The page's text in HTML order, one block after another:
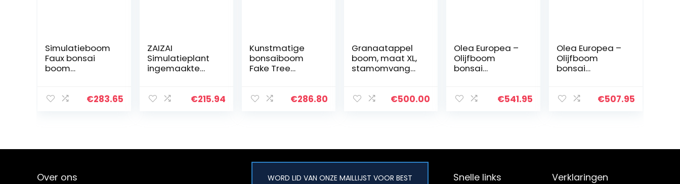
Simulatieboom
Faux bonsai
boom
plant keramiek
€283.65
ZAIZAI
Simulatieplant
ingemaakte
decor
€215.94
Kunstmatige
bonsaiboom
Fake Tree
Bonsai Tree
€286.80
Granaatappel
boom, maat XL,
stamomvang
€500.00
Olea Europea –
Olijfboom
bonsai
€541.95
Olea Europea –
Olijfboom
bonsai
€507.95
Over ons WORD LID VAN ONZE MAILLIJST VOOR BEST Snelle links Verklaringen